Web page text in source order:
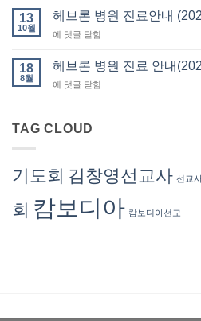
발
급
납
(회
부)
–
서
혜
교
론
병
원
료
내
11
13
10월
헤브론 병원 진료안내
헤
론
병
원
안
년
10
에 댓글 닫힘
18
8월
헤브론 병원 진료 안내
헤
병
안
(2025
년
에 댓글 닫힘
TAG CLOUD
기도회 김창영선교사 선교
회 캄보디아 캄보디아선교